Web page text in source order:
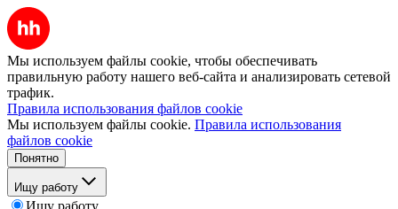
Мы используем файлы cookie, чтобы обеспечивать
правильную работу нашего веб-сайта и анализировать сетевой
трафик.
Правила использования файлов cookie
Мы используем файлы cookie. Правила использования
файлов cookie
Понятно
Ищу работу
Ищу работу